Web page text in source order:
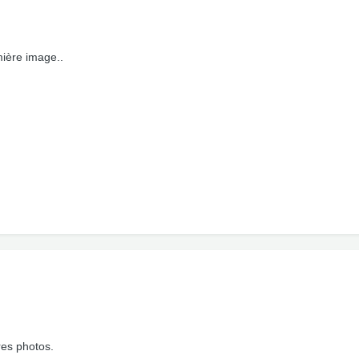
image..
photos.